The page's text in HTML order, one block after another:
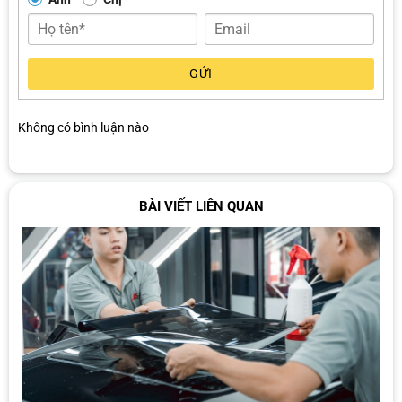
chặt chẽ giúp ngăn cản đến 99% nhiệt lượng, đồng thời vẫn đảm
bảo tín hiệu GPS, radio hay điện thoại hoạt động ổn định. Đây là
dòng phim lý tưởng cho những khách hàng muốn cách nhiệt hiệu
quả mà vẫn giữ trải nghiệm tiện ích trong xe.
Hiện nay, dòng phim The Exclusive đang cung cấp 2 gói phim: Gói
LLumar X và gói LLumar 70.
Matrix, ngăn chặn 99% tia UV và 97% tia IR. Màu phim sang trọng,
trong suốt, giữ trọn tầm nhìn và mang đến khí chất đẳng cấp.
Mã
phim
Tỉ lệ
truyền
sáng (VLT)
Cản tia
UV
(UVR)
Cản tia
hồng ngoại
(IRR)
Tỉ lệ phản
gương (VLR)
X50 56% 99% 97% 7%
X30 32% 99% 96% 6%
X15 17% 99% 95% 5%
GỬI
Không có bình luận nào
BÀI VIẾT LIÊN QUAN